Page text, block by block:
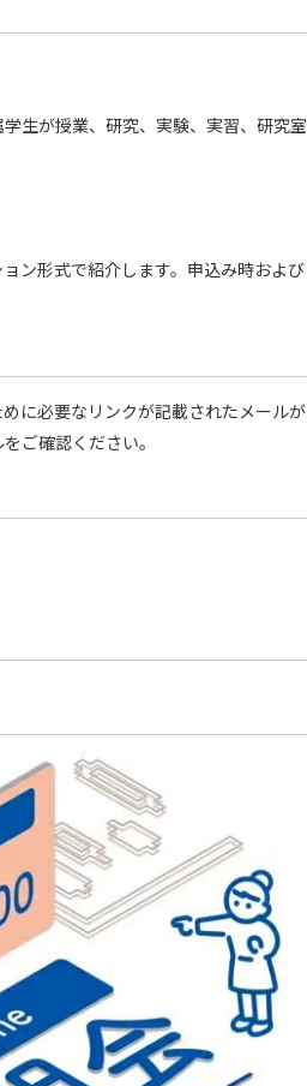
生が授業、研究、実験、実習、研究室
ン形式で紹介します。申込み時および
に必要なリンクが記載されたメールが
ご確認ください。